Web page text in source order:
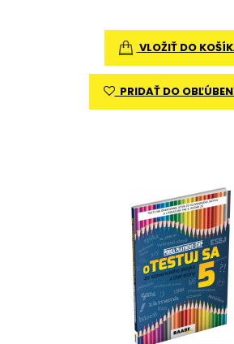
VLOŽIŤ DO
PRIDAŤ DO